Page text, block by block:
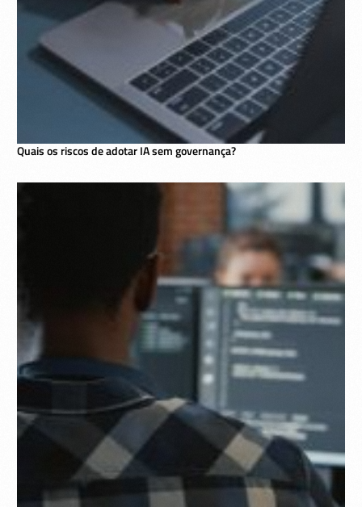
Quais os riscos de adotar IA sem governança?